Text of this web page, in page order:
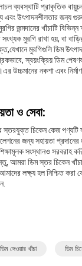
ব্যবস্থাটি প্রাকৃতিক
এবং উৎপাদনশীলতার জন্য
জন্মদানের খাঁচাটি
মুরগি রাখা হয়, বা
মুরগিগুলি ডিম
স্বয়ংক্রিয় ডিম
উচ্চমানের নকশা এবং
ও সেবা:
স্তরযুক্ত চিকেন কেজ পণ্যটি
জন্য সহায়তা
সংস্থানও সরবরাহ
আমরা ডিম স্তর চিকেন
লক্ষ্য হল নিশ্চিত করা
দেওয়ার খাঁচা ডিম